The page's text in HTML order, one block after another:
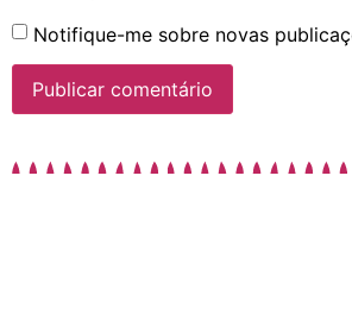
Notifique-me sobre novas